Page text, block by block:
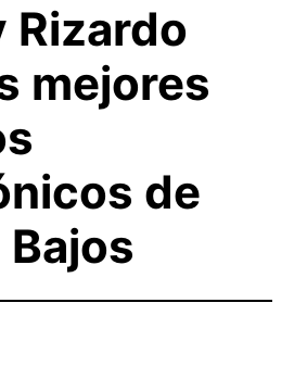
Rizardo
mejores
de
Bajos